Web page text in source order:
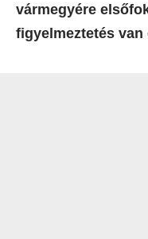
vármegyére
figyelmeztetés